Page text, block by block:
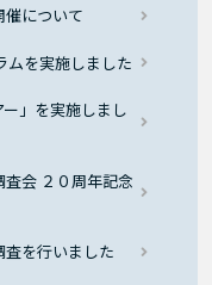
催について
ムを実施しました
」を実施しまし
会 ２０周年記念
を行いました